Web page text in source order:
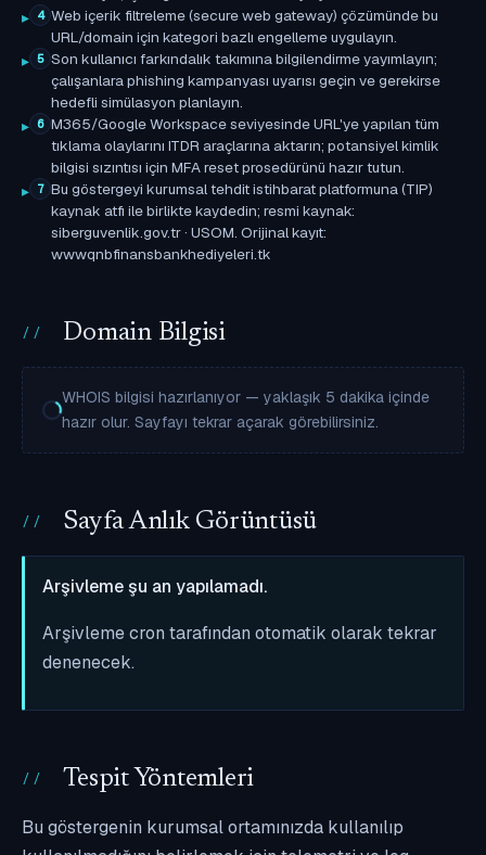
4 Web içerik filtreleme (secure web gateway) çözümünde bu
URL/domain için kategori bazlı engelleme uygulayın.
5 Son kullanıcı farkındalık takımına bilgilendirme yayımlayın;
çalışanlara phishing kampanyası uyarısı geçin ve gerekirse
hedefli simülasyon planlayın.
6 M365/Google Workspace seviyesinde URL'ye yapılan tüm
tıklama olaylarını ITDR araçlarına aktarın; potansiyel kimlik
bilgisi sızıntısı için MFA reset prosedürünü hazır tutun.
7 Bu göstergeyi kurumsal tehdit istihbarat platformuna (TIP)
kaynak atfı ile birlikte kaydedin; resmi kaynak:
siberguvenlik.gov.tr · USOM. Orijinal kayıt:
wwwqnbfinansbankhediyeleri.tk
Domain Bilgisi
WHOIS bilgisi hazırlanıyor — yaklaşık 5 dakika içinde
hazır olur. Sayfayı tekrar açarak görebilirsiniz.
Sayfa Anlık Görüntüsü
Arşivleme şu an yapılamadı.
Arşivleme cron tarafından otomatik olarak tekrar
denenecek.
Tespit Yöntemleri
Bu göstergenin kurumsal ortamınızda kullanılıp